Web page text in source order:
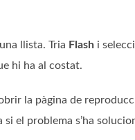
llista. Tria Flash i
hi ha al costat.
la pàgina de
si el problema s’ha